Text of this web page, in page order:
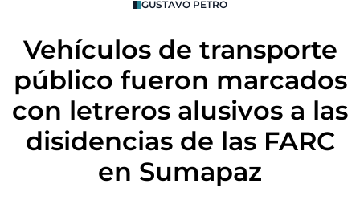
GUSTAVO PETRO
Vehículos de transporte
público fueron marcados
con letreros alusivos a las
disidencias de las FARC
en Sumapaz